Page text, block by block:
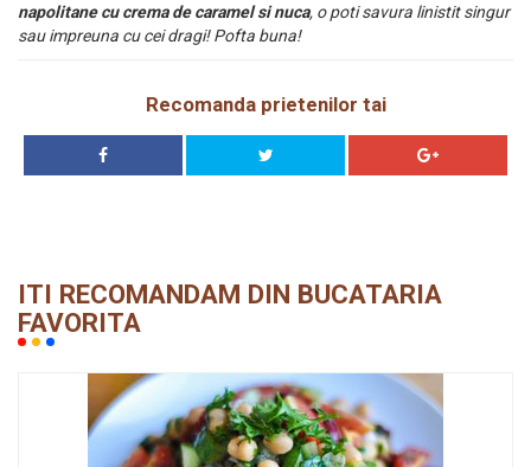
napolitane cu crema de caramel si nuca, o poti savura linistit singur
sau impreuna cu cei dragi! Pofta buna!
Recomanda prietenilor tai
ITI RECOMANDAM DIN BUCATARIA
FAVORITA